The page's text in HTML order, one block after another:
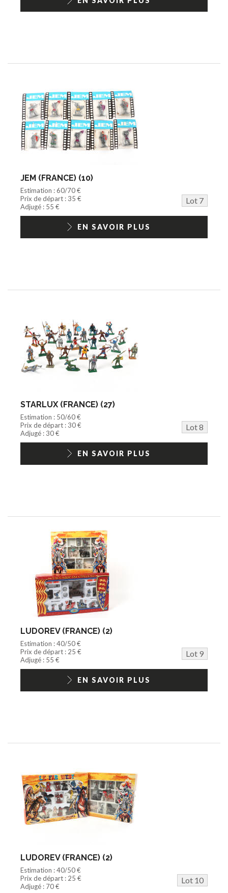
JEM (FRANCE) (10)
Estimation : 60/70 €
Prix de départ : 35 €
Lot 7
Adjugé : 55 €
EN SAVOIR PLUS
STARLUX (FRANCE) (27)
Estimation : 50/60 €
Prix de départ : 30 €
Lot 8
Adjugé : 30 €
EN SAVOIR PLUS
LUDOREV (FRANCE) (2)
Estimation : 40/50 €
Prix de départ : 25 €
Lot 9
Adjugé : 55 €
EN SAVOIR PLUS
LUDOREV (FRANCE) (2)
Estimation : 40/50 €
Prix de départ : 25 €
Lot 10
Adjugé : 70 €